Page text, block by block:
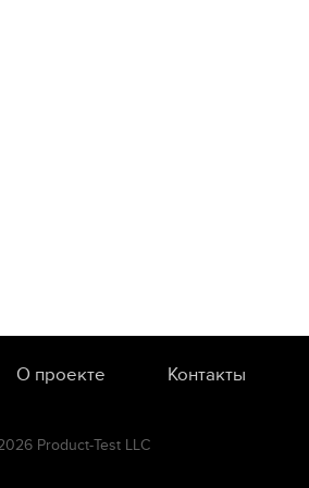
О проекте Контакты
Product-Test LLC